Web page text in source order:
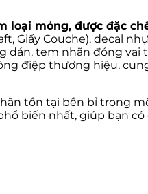
mỏng, được đặc
Couche), decal nhựa
dán, tem nhãn đóng
điệp thương hiệu,
tồn tại bền bỉ trong
biến nhất, giúp bạn